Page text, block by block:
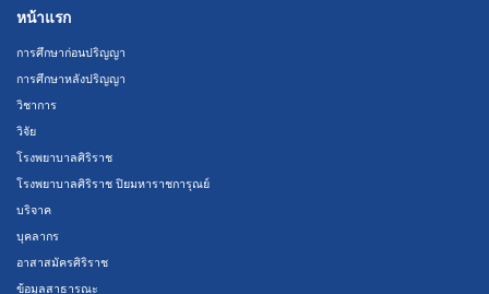
หน้าแรก
การศึกษาก่อนปริญญา
การศึกษาหลังปริญญา
วิชาการ
วิจัย
โรงพยาบาลศิริราช
โรงพยาบาลศิริราช ปิยมหาราชการุณย์
บริจาค
บุคลากร
อาสาสมัครศิริราช
ข้อมูลสาธารณะ